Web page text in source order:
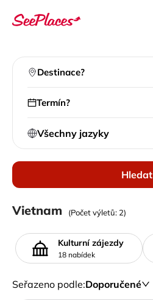
Destinace?
Termín?
Všechny jazyky
Hledat
Místní výlety
Všechny destinace
Vietnam
Vietnam (Počet výletů: 2)
Kulturní zájezdy
18 nabídek
Seřazeno podle:Doporučené